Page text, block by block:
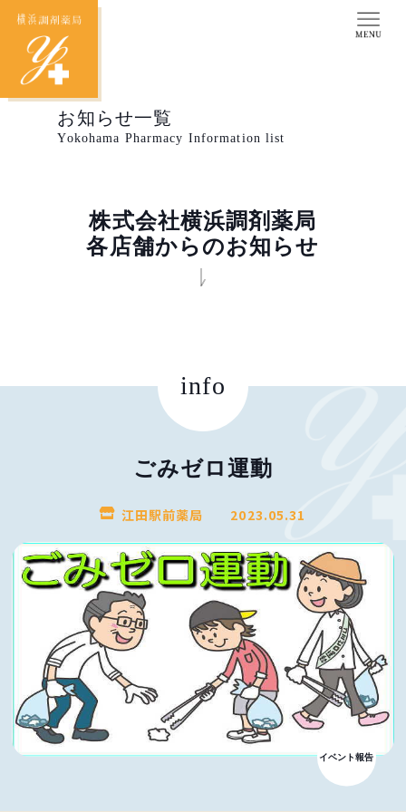
お知らせ一覧
Yokohama Pharmacy Information list
株式会社横浜調剤薬局
各店舗からのお知らせ
info
ごみゼロ運動
江田駅前薬局 2023.05.31
イベント報告